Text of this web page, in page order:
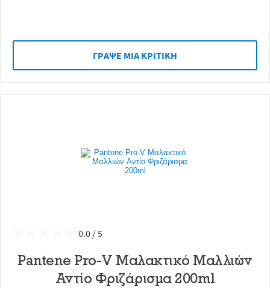
ΓΡAΨΕ ΜIΑ ΚΡΙΤΙΚH
0.0
Pantene Pro-V Μαλακτικό Μαλλιών
Αντίο Φριζάρισμα 200ml